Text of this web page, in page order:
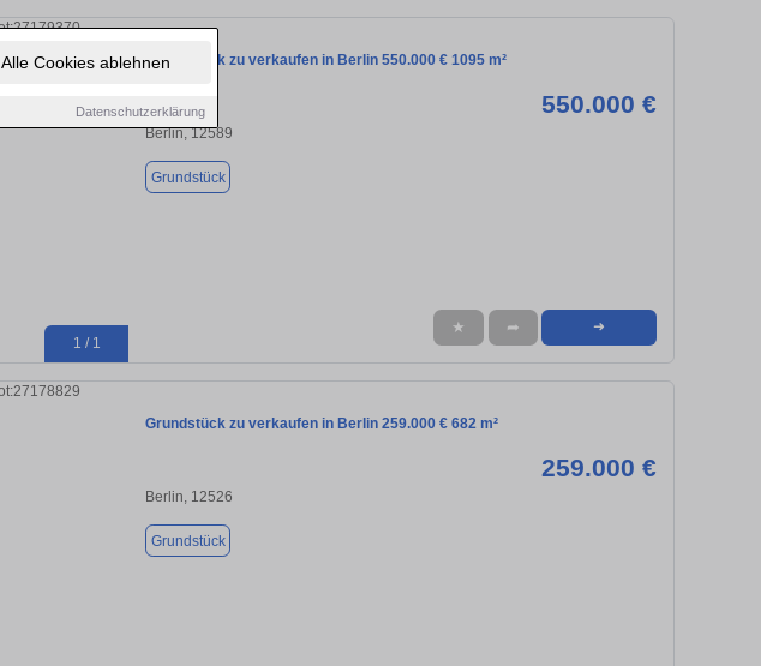
Alle Cookies ablehnen
Datenschutzerklärung
1 / 1
Grundstück zu verkaufen in Berlin 550.000 € 1095 m²
550.000 €
Berlin, 12589
Grundstück
★ ➦ ➜
Grundstück zu verkaufen in Berlin 259.000 € 682 m²
259.000 €
Berlin, 12526
Grundstück